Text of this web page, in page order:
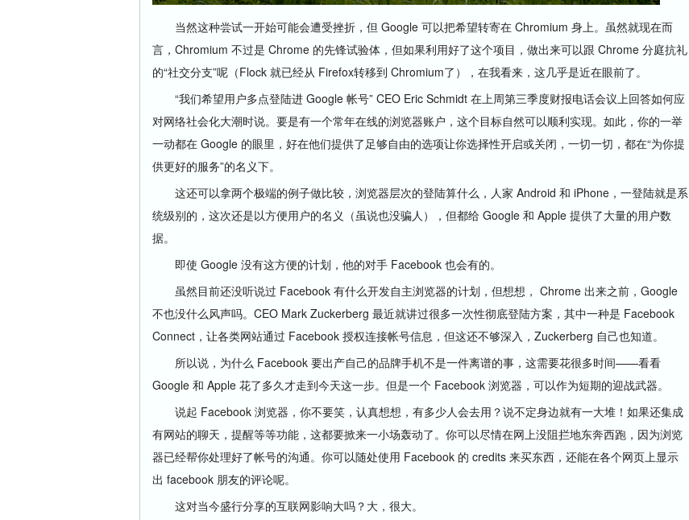
当然这种尝试一开始可能会遭受挫折，但 Google 可以把希望转寄在 Chromium 身上。虽然就现在而
言，Chromium 不过是 Chrome 的先锋试验体，但如果利用好了这个项目，做出来可以跟 Chrome 分庭抗礼
的“社交分支”呢（Flock 就已经从 Firefox转移到 Chromium了），在我看来，这几乎是近在眼前了。
“我们希望用户多点登陆进 Google 帐号” CEO Eric Schmidt 在上周第三季度财报电话会议上回答如何应
对网络社会化大潮时说。要是有一个常年在线的浏览器账户，这个目标自然可以顺利实现。如此，你的一举
一动都在 Google 的眼里，好在他们提供了足够自由的选项让你选择性开启或关闭，一切一切，都在“为你提
供更好的服务”的名义下。
这还可以拿两个极端的例子做比较，浏览器层次的登陆算什么，人家 Android 和 iPhone，一登陆就是系
统级别的，这次还是以方便用户的名义（虽说也没骗人），但都给 Google 和 Apple 提供了大量的用户数
据。
即使 Google 没有这方便的计划，他的对手 Facebook 也会有的。
虽然目前还没听说过 Facebook 有什么开发自主浏览器的计划，但想想， Chrome 出来之前，Google
不也没什么风声吗。CEO Mark Zuckerberg 最近就讲过很多一次性彻底登陆方案，其中一种是 Facebook
Connect，让各类网站通过 Facebook 授权连接帐号信息，但这还不够深入，Zuckerberg 自己也知道。
所以说，为什么 Facebook 要出产自己的品牌手机不是一件离谱的事，这需要花很多时间——看看
Google 和 Apple 花了多久才走到今天这一步。但是一个 Facebook 浏览器，可以作为短期的迎战武器。
说起 Facebook 浏览器，你不要笑，认真想想，有多少人会去用？说不定身边就有一大堆！如果还集成
有网站的聊天，提醒等等功能，这都要掀来一小场轰动了。你可以尽情在网上没阻拦地东奔西跑，因为浏览
器已经帮你处理好了帐号的沟通。你可以随处使用 Facebook 的 credits 来买东西，还能在各个网页上显示
出 facebook 朋友的评论呢。
这对当今盛行分享的互联网影响大吗？大，很大。